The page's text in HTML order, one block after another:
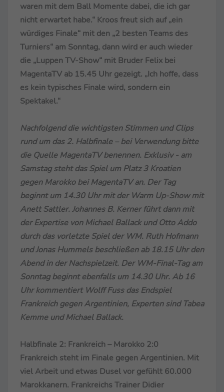
waren mit dem Ball Momente dabei, die ich gar
nicht erwartet habe.“ Kroos freut sich auf „ein
würdiges Finale“ mit den „2 besten Teams des
Turniers“ am Sonntag, dann wird er auch wieder
die „Luppen TV-Show“ mit Bruder Felix bei
MagentaTV ab 15.45 Uhr gezeigt. „Ich hoffe, dass
es kein typisches Finale wird, sondern ein
Spektakel.“
Nachfolgend die wichtigsten Stimmen und Clips
rund um das 2. Halbfinale – bei Verwendung bitte
die Quelle MagentaTV benennen. Exklusiv - am
Samstag steht das Spiel um Platz 3 Kroatien
gegen Marokko bei MagentaTV an. Der Tag
beginnt um 14.30 Uhr mit der Warm Up-Show mit
Anett Sattler. Johannes B. Kerner führt dann mit
der Expertise von Michael Ballack und Otto Addo
durch das vorletzte Spiel der WM. Ruth Hofmann
und Jonas Hummels beschließen ab 18.15 Uhr den
Abend in der Nachspielzeit. Der WM-Final-Tag am
Sonntag beginnt ebenfalls um 14.30 Uhr. Ab 16
Uhr kommentiert Wolff Fuss das Endspiel
Frankreich gegen Argentinien, Experten sind Tabea
Kemme und Michael Ballack.
Halbfinale 2: Frankreich – Marokko 2:0
Frankreich steht im Finale gegen Argentinien. Mit
viel Arbeit und etwas Dusel vor gefühlt 60.000
Marokkanern. Frankreichs Trainer Didier